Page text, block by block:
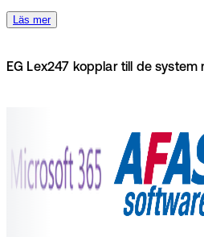
Läs mer
EG Lex247 kopplar till de